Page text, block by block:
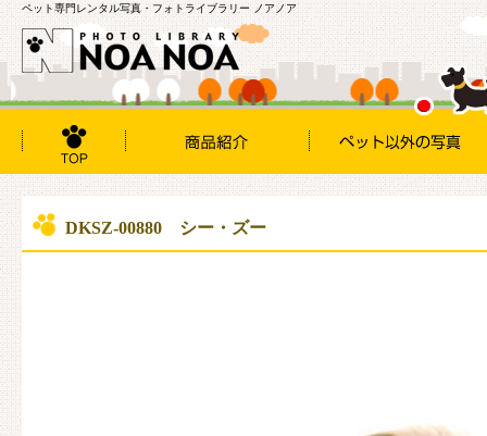
ペット専門レンタル写真・フォトライブラリー ノアノア
DKSZ-00880 シー・ズー